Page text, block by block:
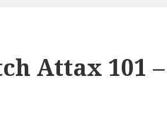
Attax 101 –